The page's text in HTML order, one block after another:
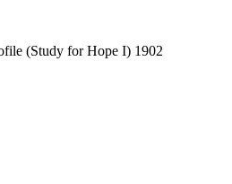
(Study for Hope I) 1902